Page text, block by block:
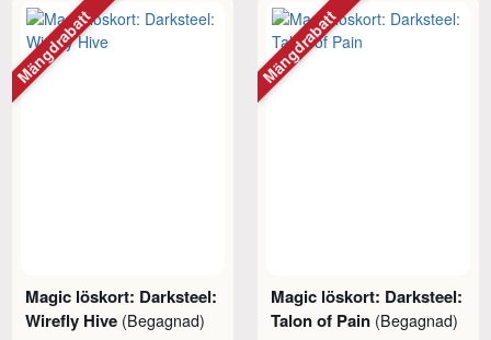
Magic löskort: Darksteel:
Wirefly Hive (Begagnad)
Mängdrabatt
Magic löskort: Darksteel:
Talon of Pain (Begagnad)
Mängdrabatt